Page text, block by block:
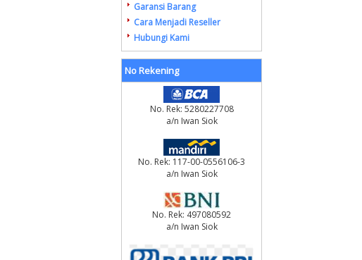
Garansi Barang
Cara Menjadi Reseller
Hubungi Kami
No Rekening
No. Rek: 5280227708
a/n Iwan Siok
No. Rek: 117-00-0556106-3
a/n Iwan Siok
No. Rek: 497080592
a/n Iwan Siok